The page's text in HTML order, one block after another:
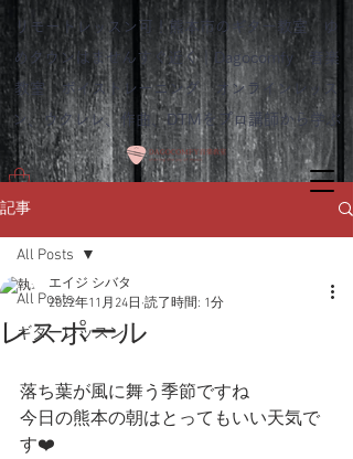
リモートレッスン可！熊本市のギター教室 ゆ
めタウンはませんすぐ近く｜Dagocomfy 音楽
教室 ボイストレーニング オンラインレッス
ン、ウクレレ、作曲、DTMをプロ講師から学ぶ
記事
All Posts
ギターレッスン
All Posts
レスポール
エイジ シバタ
2022年11月24日 読了時間: 1分
落ち葉が風に舞う季節ですね
今日の熊本の朝はとってもいい天気で
す❤️